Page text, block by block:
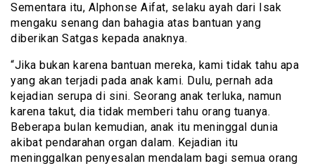
Sementara itu, Alphonse Aifat, selaku ayah dari Isak
mengaku senang dan bahagia atas bantuan yang
diberikan Satgas kepada anaknya.
“Jika bukan karena bantuan mereka, kami tidak tahu apa
yang akan terjadi pada anak kami. Dulu, pernah ada
kejadian serupa di sini. Seorang anak terluka, namun
karena takut, dia tidak memberi tahu orang tuanya.
Beberapa bulan kemudian, anak itu meninggal dunia
akibat pendarahan organ dalam. Kejadian itu
meninggalkan penyesalan mendalam bagi semua orang